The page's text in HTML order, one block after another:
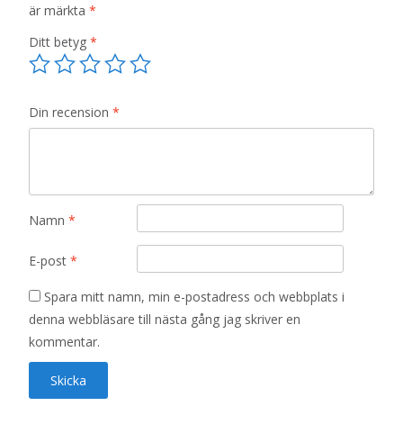
är märkta *
Ditt betyg *
Din recension *
Namn *
E-post *
Spara mitt namn, min e-postadress och webbplats i
denna webbläsare till nästa gång jag skriver en
kommentar.